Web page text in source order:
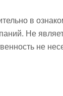
в
Не
не